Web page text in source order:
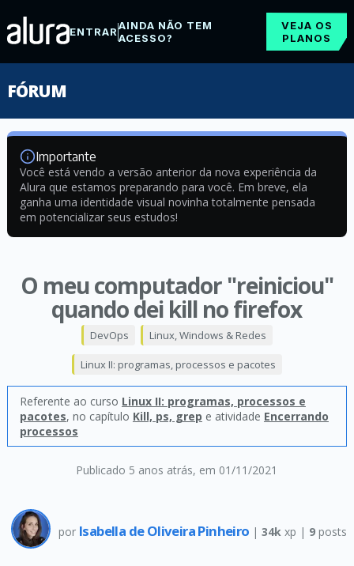
ENTRARAINDA NÃO TEM
ACESSO?
VEJA OS
PLANOS
FÓRUM
Importante
Você está vendo a versão anterior da nova experiência da
Alura que estamos preparando para você. Em breve, ela
ganha uma identidade visual novinha totalmente pensada
em potencializar seus estudos!
O meu computador "reiniciou"
quando dei kill no firefox
Publicado 5 anos atrás, em 01/11/2021
DevOps Linux, Windows & Redes
Linux II: programas, processos e pacotes
Referente ao curso Linux II: programas, processos e
pacotes, no capítulo Kill, ps, grep e atividade Encerrando
processos
por Isabella de Oliveira Pinheiro | 34k xp | 9posts